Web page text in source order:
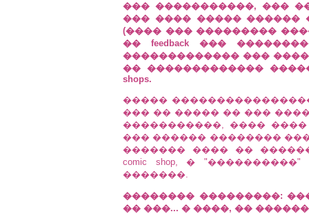
��� �����������, ��� ��
��� ���� ����� ������
(���� ��� ��������� ����
�� feedback ���
������������� ���
�� �������������
shops.
�����
��� �� ����� �� ���
�����������, ����
��� ������ ��������
������� ���� ��
comic shop, �
�������.
�������� ���������:
�� ���... � ����, ��